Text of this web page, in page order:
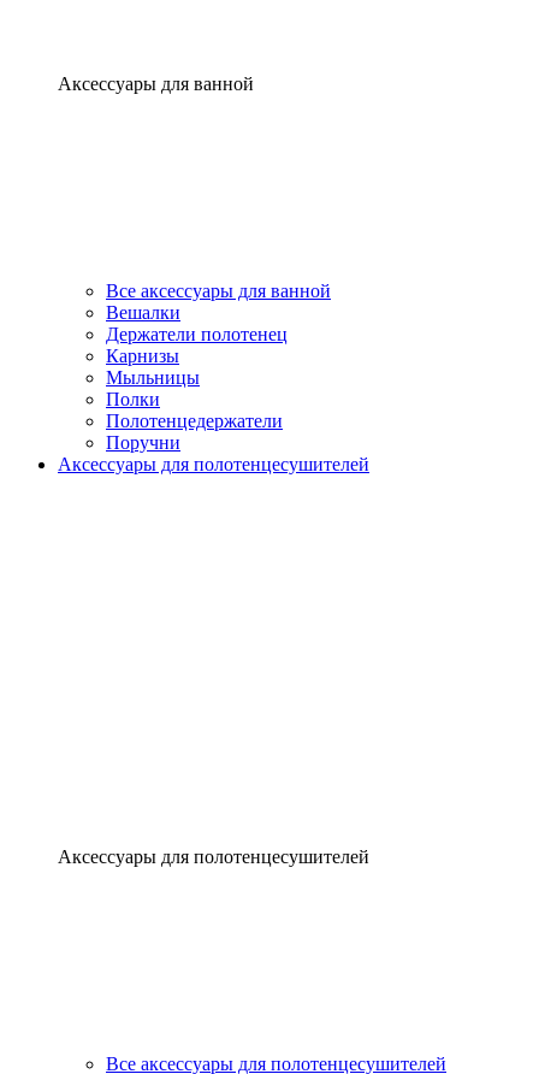
Аксессуары для ванной
Все аксессуары для ванной
Вешалки
Держатели полотенец
Карнизы
Мыльницы
Полки
Полотенцедержатели
Поручни
Аксессуары для полотенцесушителей
Аксессуары для полотенцесушителей
Все аксессуары для полотенцесушителей